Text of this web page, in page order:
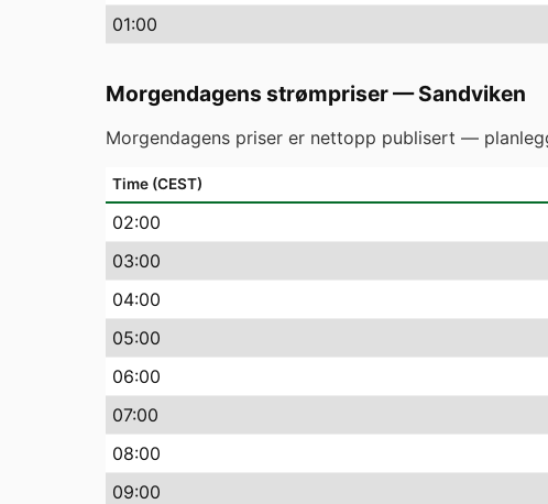
01:00
Morgendagens strømpriser—Sandviken
Morgendagens priser er nettopp publisert —
Time (CEST)
02:00
03:00
04:00
05:00
06:00
07:00
08:00
09:00